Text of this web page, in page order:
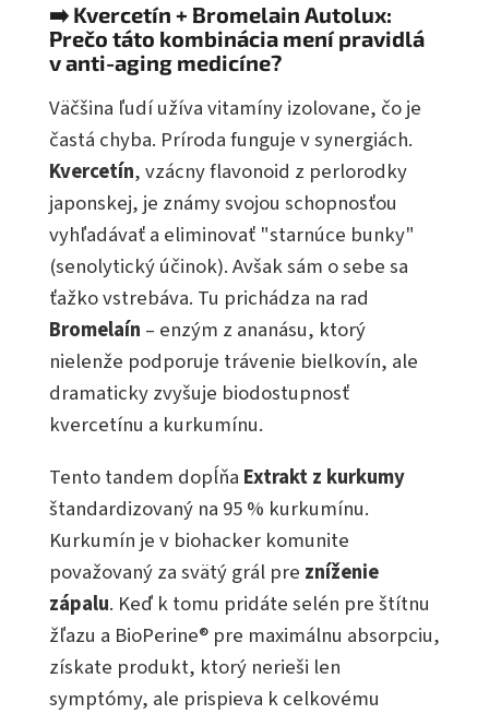
➡️ Kvercetín + Bromelain Autolux:
Prečo táto kombinácia mení pravidlá
v anti-aging medicíne?
Väčšina ľudí užíva vitamíny izolovane, čo je
častá chyba. Príroda funguje v synergiách.
Kvercetín, vzácny flavonoid z perlorodky
japonskej, je známy svojou schopnosťou
vyhľadávať a eliminovať "starnúce bunky"
(senolytický účinok). Avšak sám o sebe sa
ťažko vstrebáva. Tu prichádza na rad
Bromelaín – enzým z ananásu, ktorý
nielenže podporuje trávenie bielkovín, ale
dramaticky zvyšuje biodostupnosť
kvercetínu a kurkumínu.
Tento tandem dopĺňa Extrakt z kurkumy
štandardizovaný na 95 % kurkumínu.
Kurkumín je v biohacker komunite
považovaný za svätý grál pre zníženie
zápalu. Keď k tomu pridáte selén pre štítnu
žľazu a BioPerine® pre maximálnu absorpciu,
získate produkt, ktorý nerieši len
symptómy, ale prispieva k celkovému